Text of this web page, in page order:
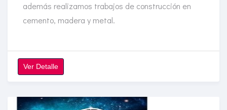
además realizamos trabajos de construcción en
cemento, madera y metal.
Ver Detalle